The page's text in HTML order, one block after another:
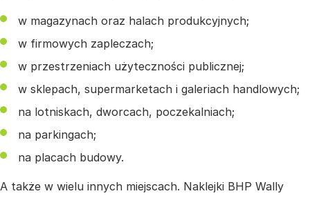
w magazynach oraz halach produkcyjnych;
w firmowych zapleczach;
w przestrzeniach użyteczności publicznej;
w sklepach, supermarketach i galeriach handlowych;
na lotniskach, dworcach, poczekalniach;
na parkingach;
na placach budowy.
A także w wielu innych miejscach. Naklejki BHP Wally